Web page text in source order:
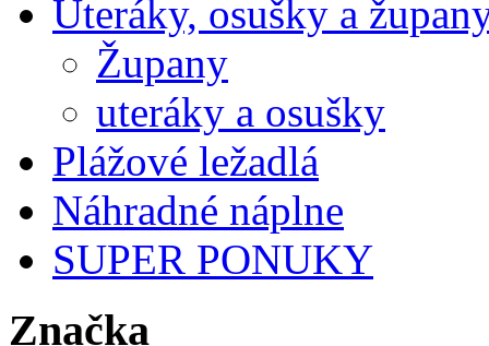
Uteráky, osušky a
Župany
uteráky a osušky
Plážové ležadlá
Náhradné náplne
SUPER PONUKY
Značka